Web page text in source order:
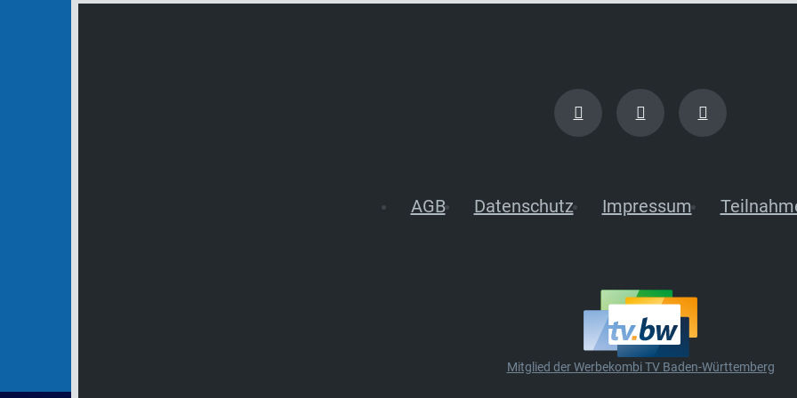
AGB Datenschutz Impressum
Mitglied der Werbekombi TV Baden-Württemberg